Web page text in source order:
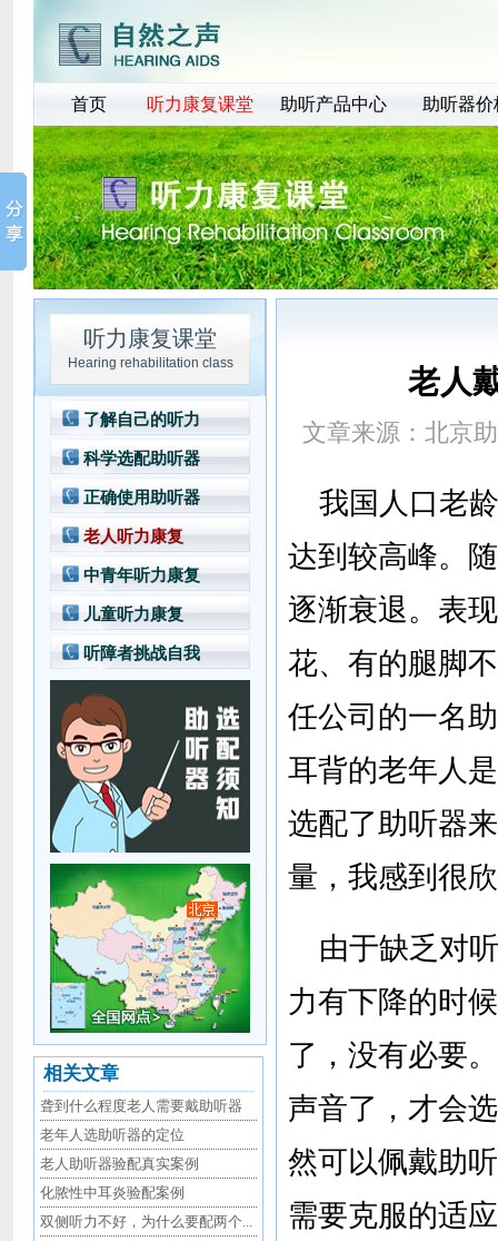
首页 听力康复课堂 助听产品中心 助听器价
听力康复课堂
Hearing rehabilitation class
了解自己的听力
科学选配助听器
正确使用助听器
老人听力康复
中青年听力康复
儿童听力康复
听障者挑战自我
相关文章
聋到什么程度老人需要戴助听器
老年人选助听器的定位
老人助听器验配真实案例
化脓性中耳炎验配案例
双侧听力不好，为什么要配两个...
老人
文章来源： 北京
我国人口老龄
达到较高峰。
逐渐衰退。表
花、有的腿脚
任公司的一名
耳背的老年人
选配了助听器
量，我感到很
由于缺乏对
力有下降的时
了，没有必要
声音了，才会
然可以佩戴助
需要克服的适